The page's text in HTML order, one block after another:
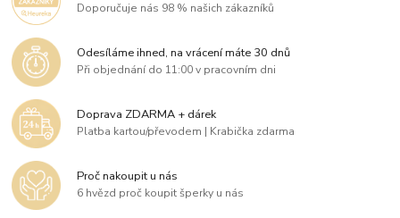
Doporučuje nás 98 % našich zákazníků
Odesíláme ihned, na vrácení máte 30 dnů
Při objednání do 11:00 v pracovním dni
Doprava ZDARMA + dárek
Platba kartou/převodem | Krabička zdarma
Proč nakoupit u nás
6 hvězd proč koupit šperky u nás